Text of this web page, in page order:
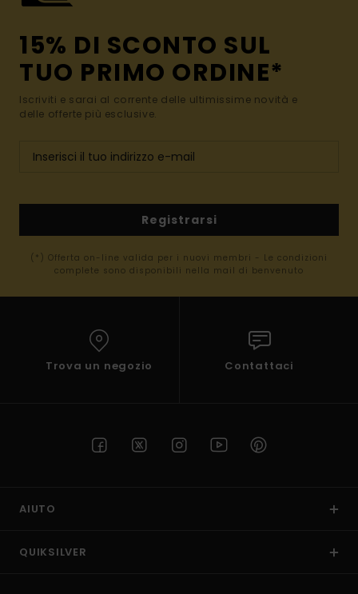
15% DI SCONTO SUL
TUO PRIMO ORDINE*
Iscriviti e sarai al corrente delle ultimissime novità e
delle offerte più esclusive.
Registrarsi
(*) Offerta on-line valida per i nuovi membri - Le condizioni
complete sono disponibili nella mail di benvenuto
Trova un negozio Contattaci
AIUTO
QUIKSILVER